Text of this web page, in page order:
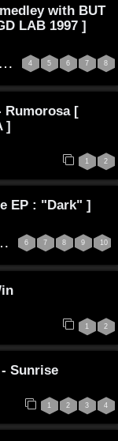
with BUT
LAB 1997 ]
… 4 5 6 7 8
Rumorosa [
]
1 2
EP : "Dark" ]
6 7 8 9 10
1 2
Sunrise
1 2 3 4